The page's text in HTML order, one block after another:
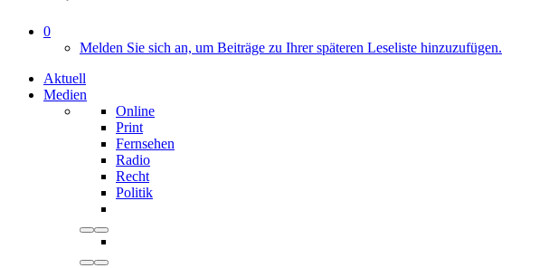
0
Melden Sie sich an, um Beiträge zu Ihrer späteren Leseliste hinzuzufügen.
Aktuell
Medien
Online
Print
Fernsehen
Radio
Recht
Politik